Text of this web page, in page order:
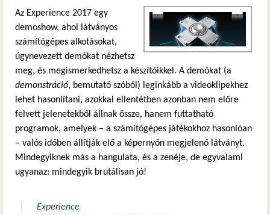
Az Experience 2017 egy
demoshow, ahol látványos
számítógépes alkotásokat,
úgynevezett demókat nézhetsz
meg, és megismerkedhetsz a készítőikkel. A demókat (a
demonstráció, bemutató szóból) leginkább a videoklipekhez
lehet hasonlítani, azokkal ellentétben azonban nem előre
felvett jelenetekből állnak össze, hanem futtatható
programok, amelyek – a számítógépes játékokhoz hasonlóan
– valós időben állítják elő a képernyőn megjelenő látványt.
Mindegyiknek más a hangulata, és a zenéje, de egyvalami
ugyanaz: mindegyik brutálisan jó!
Experience